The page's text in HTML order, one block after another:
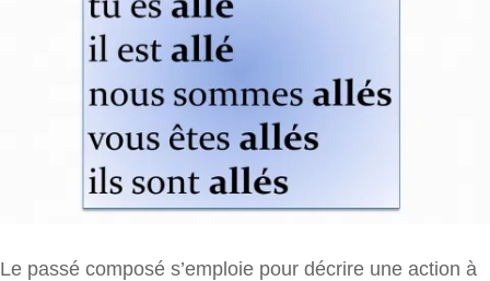
Le passé composé s’emploie pour décrire une action à